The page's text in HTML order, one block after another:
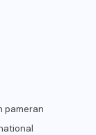
pameran